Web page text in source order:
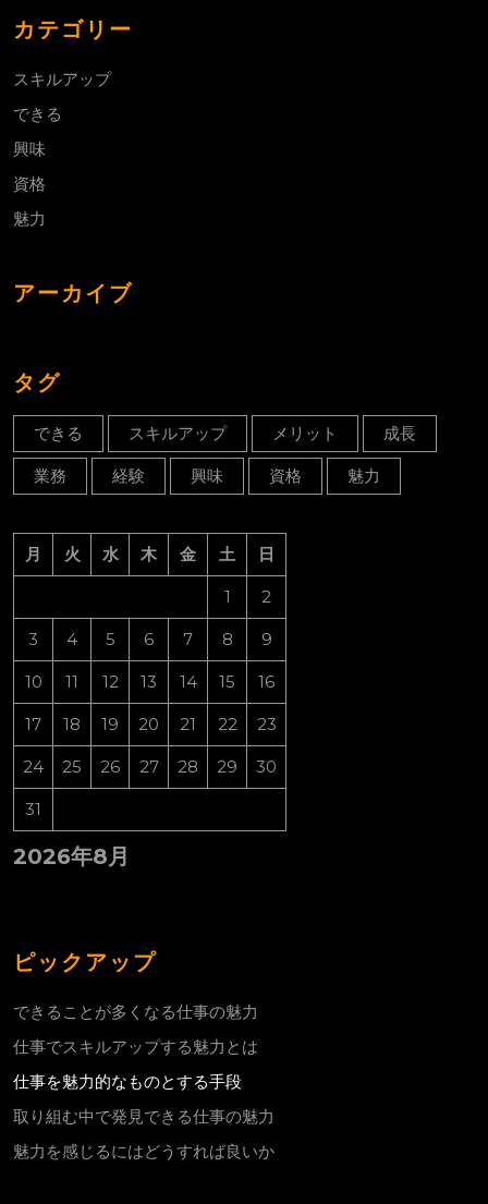
カテゴリー
スキルアップ
できる
興味
資格
魅力
アーカイブ
タグ
できる スキルアップ メリット 成長
業務 経験 興味 資格 魅力
2026年8月
月 火 水 木 金 土 日
1 2
3 4 5 6 7 8 9
10 11 12 13 14 15 16
17 18 19 20 21 22 23
24 25 26 27 28 29 30
31
ピックアップ
できることが多くなる仕事の魅力
仕事でスキルアップする魅力とは
仕事を魅力的なものとする手段
取り組む中で発見できる仕事の魅力
魅力を感じるにはどうすれば良いか